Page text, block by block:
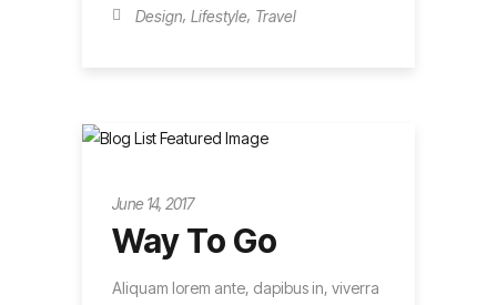
Design, Lifestyle, Travel
June 14, 2017
Way To Go
Aliquam lorem ante, dapibus in, viverra